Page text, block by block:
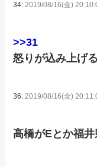
34:2019/08/16(金)
>>31
怒りが込み上げる
36:2019/08/16(金)
高橋がEとか福